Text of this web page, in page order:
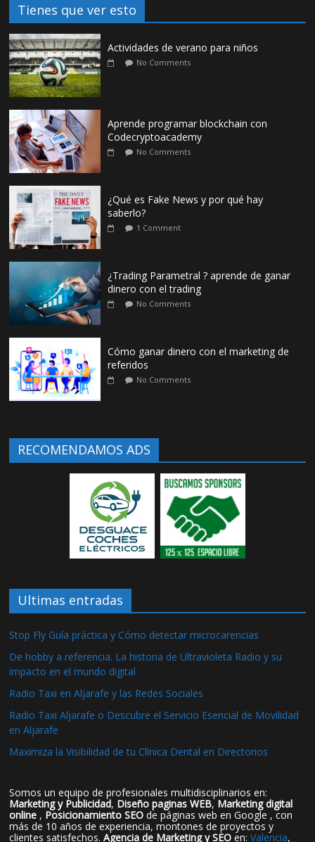
Tienes que ver esto
Actividades de verano para niños
No Comments
Aprende programar blockchain con
Codecryptoacademy
No Comments
¿Qué es Fake News y por qué hay
saberlo?
1 Comment
¿Trading Parametral ? aprende de ganar
dinero con el trading
No Comments
Cómo ganar dinero con el marketing de
referidos
No Comments
RECOMENDAMOS ADS
Ultimas entradas
Stop Fly Guía práctica y Cómo detectar microcarencias
De hobby a referencia. La historia de Ultravioleta Radio y su
impacto en el mundo digital
Radio Taxi en Aljarafe y las Redes Sociales
Radio Taxi Aljarafe o Descubre el Servicio Esencial de Movilidad
en Aljarafe
Maximiza la Visibilidad de tu Clínica Dental en Directorios
Somos un equipo de profesionales multidisciplinarios en:
Marketing y Publicidad, Diseño paginas WEB, Marketing digital
online , Posicionamiento SEO de páginas web en Google , con
más de 10 años de experiencia, montones de proyectos y
clientes satisfechos.Agencia de Marketing y SEO en:Valencia,